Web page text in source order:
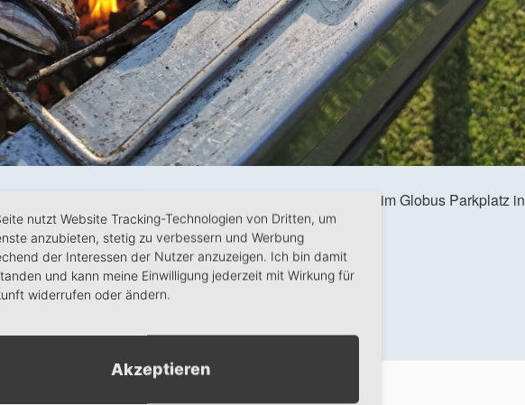
Schlemmen unserer Steckerlfische vom Holzkohlegrill beim Globus Parkplatz in
9573146
nutzt Website Tracking-Technologien von Dritten, um
anzubieten, stetig zu verbessern und Werbung
der Interessen der Nutzer anzuzeigen. Ich bin damit
und kann meine Einwilligung jederzeit mit Wirkung für
widerrufen oder ändern.
Akzeptieren